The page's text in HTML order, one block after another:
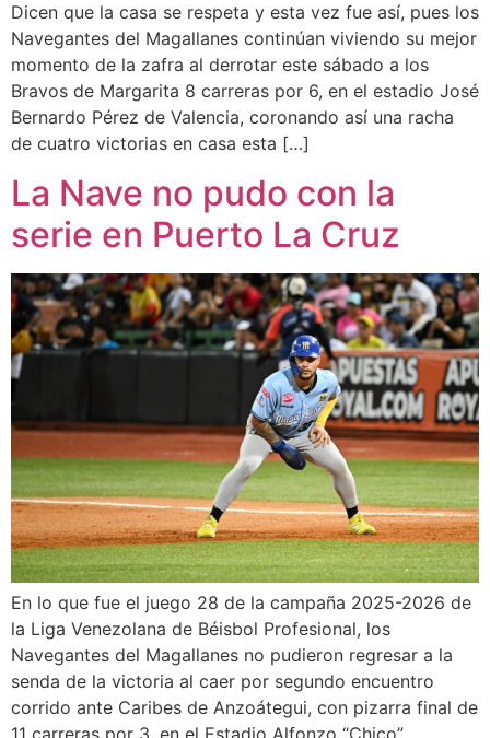
Dicen que la casa se respeta y esta vez fue así, pues los
Navegantes del Magallanes continúan viviendo su mejor
momento de la zafra al derrotar este sábado a los
Bravos de Margarita 8 carreras por 6, en el estadio José
Bernardo Pérez de Valencia, coronando así una racha
de cuatro victorias en casa esta […]
La Nave no pudo con la
serie en Puerto La Cruz
En lo que fue el juego 28 de la campaña 2025-2026 de
la Liga Venezolana de Béisbol Profesional, los
Navegantes del Magallanes no pudieron regresar a la
senda de la victoria al caer por segundo encuentro
corrido ante Caribes de Anzoátegui, con pizarra final de